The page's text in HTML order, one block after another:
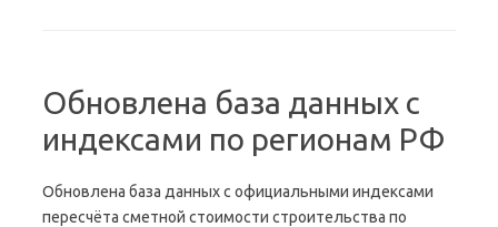
Обновлена база данных с
индексами по регионам РФ
Обновлена база данных с официальными индексами
пересчёта сметной стоимости строительства по